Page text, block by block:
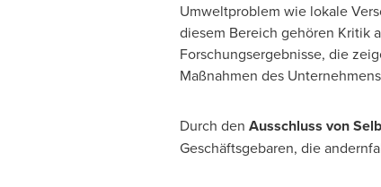
Umweltproblem wie lokale
diesem Bereich gehören Kritik
Forschungsergebnisse, die
Maßnahmen des
Durch den Ausschluss von
Geschäftsgebaren, die